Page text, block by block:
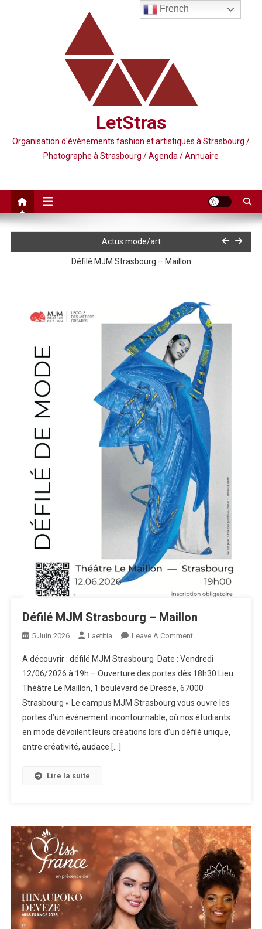
LetStras
Organisation d'évènements fashion et artistiques à Strasbourg /
Photographe à Strasbourg / Agenda / Annuaire
Actus mode/art
Défilé MJM Strasbourg – Maillon
Place des arts Strasbourg
Afterwork fashion meeting #6
Soirée spéciale « Le Diable s’habille en Prada 2 » UGC
Défilé MJM Strasbourg – Maillon
Défilé MJM Strasbourg – Maillon
5 Juin 2026 Laetitia Leave A CommentOn
MJM
Strasbourg
–
Maillon
A découvrir : défilé MJM Strasbourg Date : Vendredi
12/06/2026 à 19h – Ouverture des portes dès 18h30 Lieu :
Théâtre Le Maillon, 1 boulevard de Dresde, 67000
Strasbourg « Le campus MJM Strasbourg vous ouvre les
portes d’un événement incontournable, où nos étudiants
en mode dévoilent leurs créations lors d’un défilé unique,
entre créativité, audace […]
Lire la suite
French